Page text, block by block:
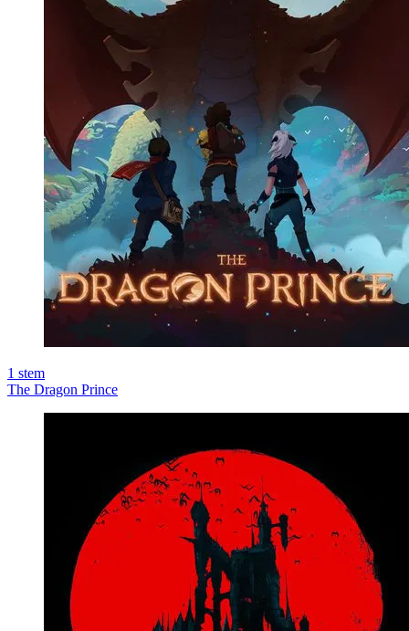
1 stem
The Dragon Prince